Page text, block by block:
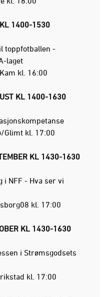
KL 1400-1530​
toppfotballen -
laget
kl. 16:00
KL 1400-1630​
Glimt kl. 17:00
KL 1430-1630​
i NFF - Hva ser vi
kl. 17:00
KL 1430-1630​
i Strømsgodsets
kl. 17:00